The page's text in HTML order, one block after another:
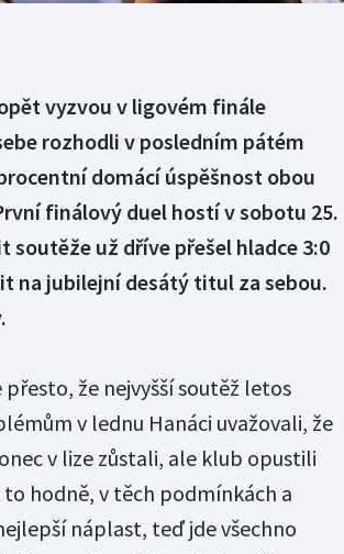
vyzvou v ligovém finále
rozhodli v posledním pátém
domácí úspěšnost obou
finálový duel hostí v sobotu 25.
už dříve přešel hladce 3:0
na jubilejní desátý titul za sebou.
že nejvyšší soutěž letos
v lednu Hanáci uvažovali, že
v lize zůstali, ale klub opustili
hodně, v těch podmínkách a
náplast, teď jde všechno